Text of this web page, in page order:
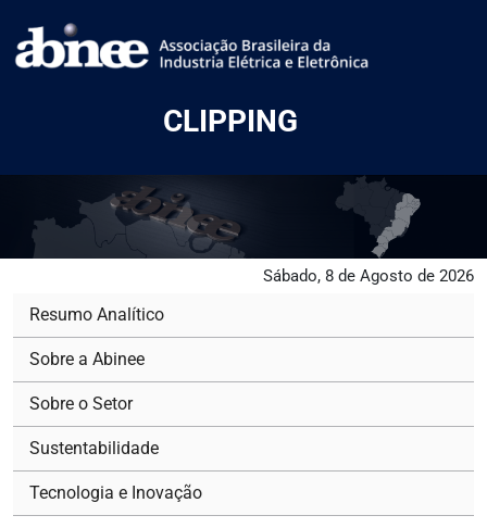
CLIPPING
Sábado, 8 de Agosto de 2026
Resumo Analítico
Sobre a Abinee
Sobre o Setor
Sustentabilidade
Tecnologia e Inovação